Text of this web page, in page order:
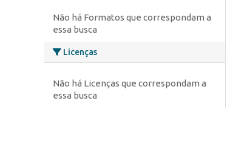
Não há Formatos que correspondam a
essa busca
Licenças
Não há Licenças que correspondam a
essa busca